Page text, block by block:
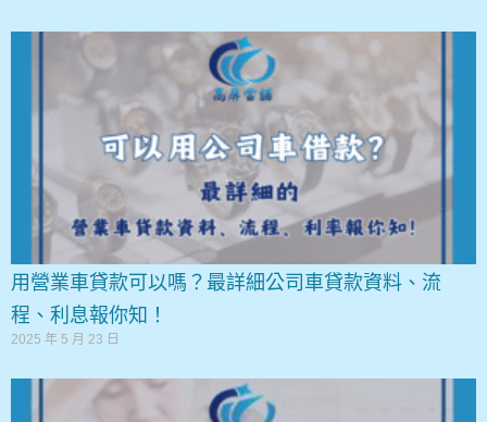
用營業車貸款可以嗎？最詳細公司車貸款資料、流
程、利息報你知！
2025 年 5 月 23 日